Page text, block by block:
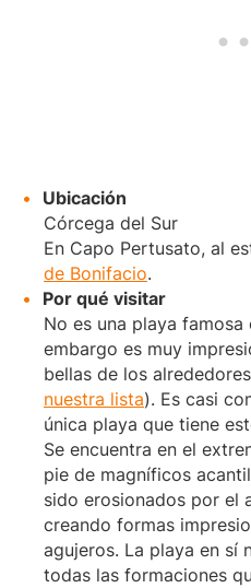
Ubicación
Córcega del Sur
En Capo Pertusato, al
de Bonifacio.
Por qué visitar
No es una playa
embargo es muy
bellas de los
nuestra lista). Es casi
única playa que tiene
Se encuentra en el
pie de magníficos
sido erosionados por el
creando formas
agujeros. La playa en sí
todas las formaciones